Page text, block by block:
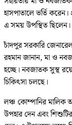
হাসপাতালে ভর্তি
এ সময় উপস্থিত ছিলেন।
চাঁদপুর সরকারি
রহমান জানান, মা ও
হচ্ছে। নবজাতক সুস্থ
চিকিৎসা চলছে।
লঞ্চ কোম্পানির
উপহার দেন এবং